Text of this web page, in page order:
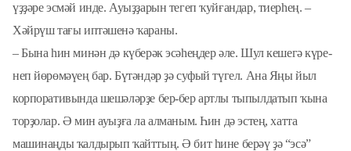
үҙҙәре эсмәй инде. Ауыҙҙарын тегеп ҡуйғандар, тиерһең. –
Хәйрүш тағы иптәшенә ҡараны.
– Бына һин минән дә күберәк эсәһеңдер әле. Шул кешегә күре­
неп йөрөмәүең бар. Бүтәндәр ҙә суфый түгел. Ана Яңы йыл
корпоративында шешәләрҙе бер-бер артлы тыпылдатып ҡына
тор­ҙолар. Ә мин ауыҙға ла алманым. Һин дә эстең, хатта
машинаңды ҡалдырып ҡайттың. Ә бит һине берәү ҙә “эсә”